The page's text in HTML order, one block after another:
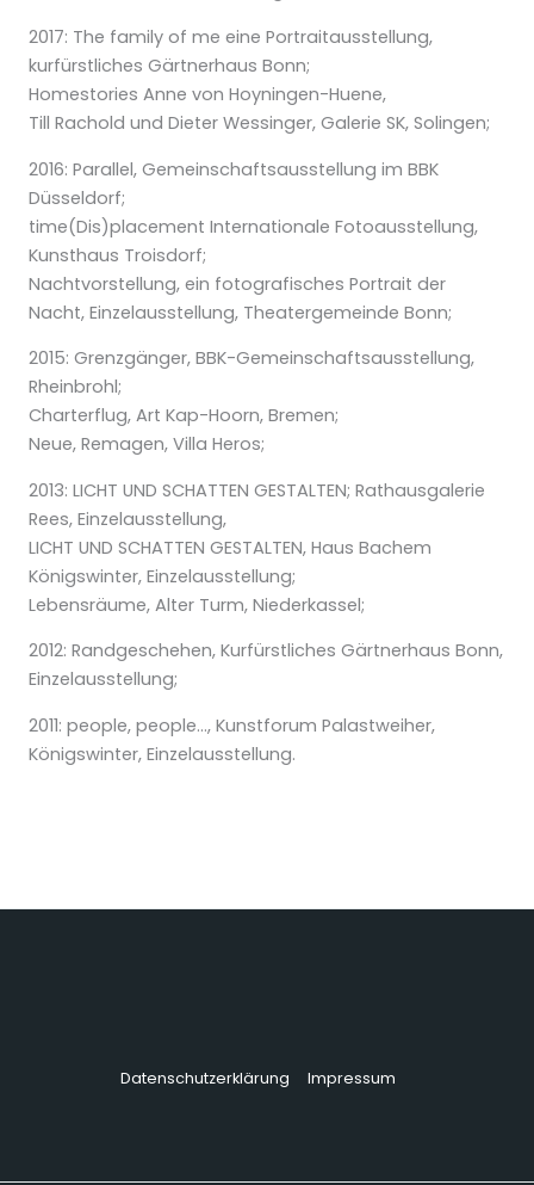
2017: The family of me eine Portraitausstellung,
kurfürstliches Gärtnerhaus Bonn;
Homestories Anne von Hoyningen-Huene,
Till Rachold und Dieter Wessinger, Galerie SK, Solingen;
2016: Parallel, Gemeinschaftsausstellung im BBK
Düsseldorf;
time(Dis)placement Internationale Fotoausstellung,
Kunsthaus Troisdorf;
Nachtvorstellung, ein fotografisches Portrait der
Nacht, Einzelausstellung, Theatergemeinde Bonn;
2015: Grenzgänger, BBK-Gemeinschaftsausstellung,
Rheinbrohl;
Charterflug, Art Kap-Hoorn, Bremen;
Neue, Remagen, Villa Heros;
2013: LICHT UND SCHATTEN GESTALTEN; Rathausgalerie
Rees, Einzelausstellung,
LICHT UND SCHATTEN GESTALTEN, Haus Bachem
Königswinter, Einzelausstellung;
Lebensräume, Alter Turm, Niederkassel;
2012: Randgeschehen, Kurfürstliches Gärtnerhaus Bonn,
Einzelausstellung;
2011: people, people…, Kunstforum Palastweiher,
Königswinter, Einzelausstellung.
Datenschutzerklärung Impressum